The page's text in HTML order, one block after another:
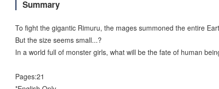
Summary
To fight the gigantic Rimuru, the mages summoned the entire
But the size seems small...?
In a world full of monster girls, what will be the fate of human
Pages:21